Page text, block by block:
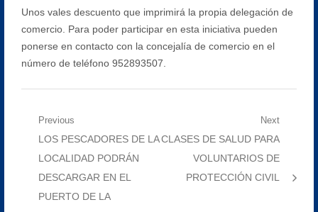
Unos vales descuento que imprimirá la propia delegación de
comercio. Para poder participar en esta iniciativa pueden
ponerse en contacto con la concejalía de comercio en el
número de teléfono 952893507.
Navegación
entradas
Previous
Previous
post:
LOS PESCADORES DE LA
LOCALIDAD PODRÁN
DESCARGAR EN EL
PUERTO DE LA
Next
Next
CLASES DE SALUD PARA
VOLUNTARIOS DE
PROTECCIÓN CIVIL